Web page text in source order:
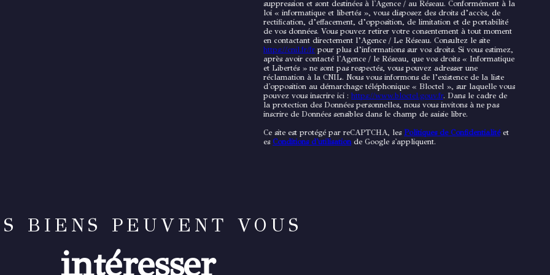
suppression et sont destinées à l'Agence / au Réseau. Conformément à la
loi « informatique et libertés », vous disposez des droits d’accès, de
rectification, d’effacement, d’opposition, de limitation et de portabilité
de vos données. Vous pouvez retirer votre consentement à tout moment
en contactant directement l’Agence / Le Réseau. Consultez le site
https://cnil.fr/fr pour plus d’informations sur vos droits. Si vous estimez,
après avoir contacté l'Agence / le Réseau, que vos droits « Informatique
et Libertés » ne sont pas respectés, vous pouvez adresser une
réclamation à la CNIL. Nous vous informons de l’existence de la liste
d'opposition au démarchage téléphonique « Bloctel », sur laquelle vous
pouvez vous inscrire ici : https://www.bloctel.gouv.fr. Dans le cadre de
la protection des Données personnelles, nous vous invitons à ne pas
inscrire de Données sensibles dans le champ de saisie libre.
Ce site est protégé par reCAPTCHA, les Politiques de Confidentialitéet
es Conditions d'utilisation de Google s'appliquent.
BIENS PEUVENT VOUS
intéresser